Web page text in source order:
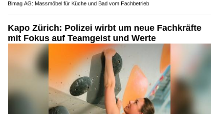
Bimag AG: Massmöbel für Küche und Bad vom Fachbetrieb
Kapo Zürich: Polizei wirbt um neue Fachkräfte
mit Fokus auf Teamgeist und Werte